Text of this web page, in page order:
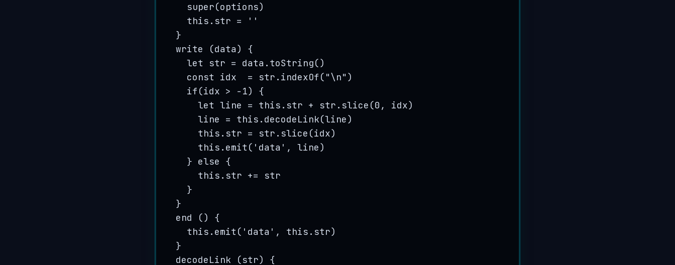
super(options)
this . str =
''
}
write
(data)
{
let
str = data . toString()
const
idx = str . indexOf ( "\n" )
if (idx > - 1) {
let line = this . str + str . slice (0 , idx)
line
= this . decodeLink(line)
this . str = str . slice (idx)
this . emit ( ' data ' , line)
} else {
this . str +=
str
}
}
end
()
{
this . emit ( ' data ' , this . str)
}
decodeLink
(str)
{